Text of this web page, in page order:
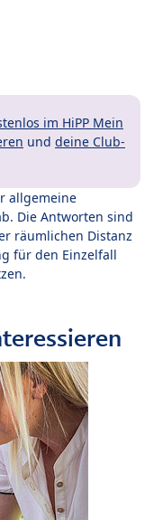
im HiPP Mein
und deine Club-
allgemeine
Die Antworten sind
räumlichen Distanz
für den Einzelfall